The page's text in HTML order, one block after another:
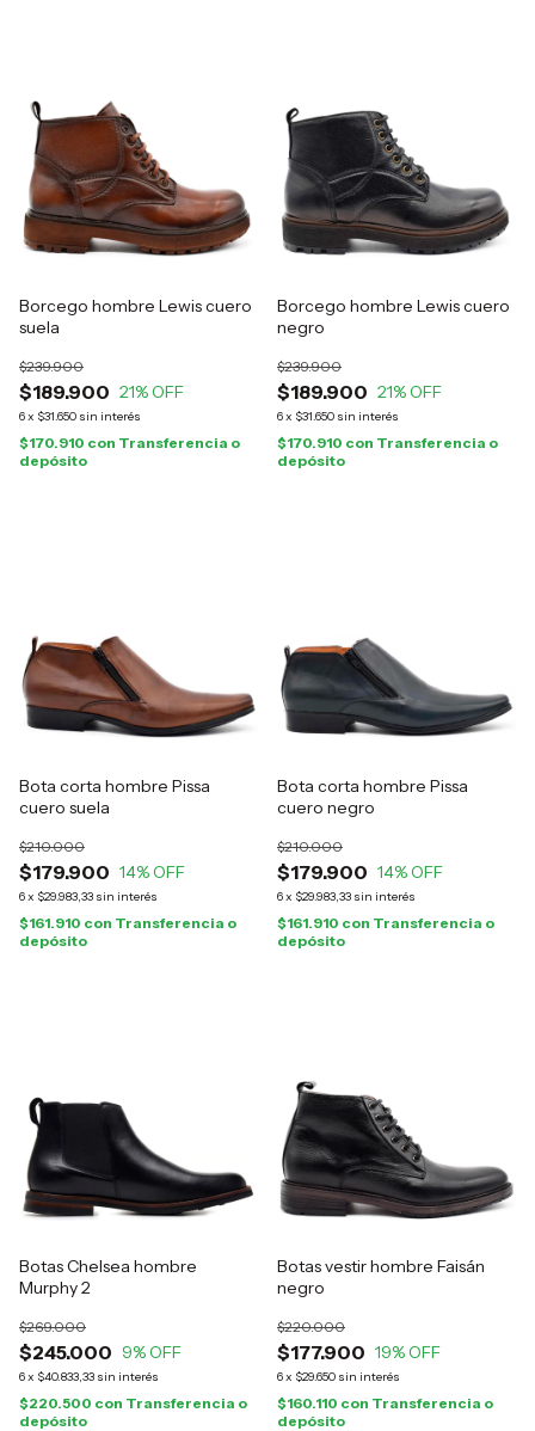
Borcego hombre Lewis cuero
suela
$189.900
$239.900
21% OFF
6x $31.650 sin interés
$170.910 con Transferencia o
depósito
Borcego hombre Lewis cuero
negro
$189.900
$239.900
21% OFF
6x $31.650 sin interés
$170.910 con Transferencia o
depósito
Bota corta hombre Pissa
cuero suela
$179.900
$210.000
14% OFF
6x $29.983,33 sin interés
$161.910 con Transferencia o
depósito
Bota corta hombre Pissa
cuero negro
$179.900
$210.000
14% OFF
6x $29.983,33 sin interés
$161.910 con Transferencia o
depósito
Botas Chelsea hombre
Murphy 2
$245.000
$269.000
9% OFF
6x $40.833,33 sin interés
$220.500 con Transferencia o
depósito
Botas vestir hombre Faisán
negro
$177.900
$220.000
19% OFF
6x $29.650 sin interés
$160.110 con Transferencia o
depósito